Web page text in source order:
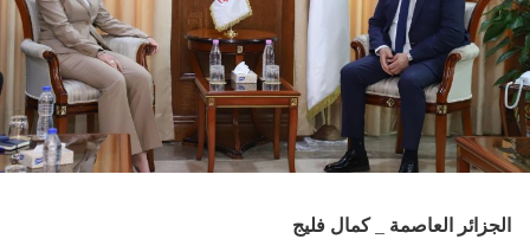
الجزائر العاصمة _ كمال فليج